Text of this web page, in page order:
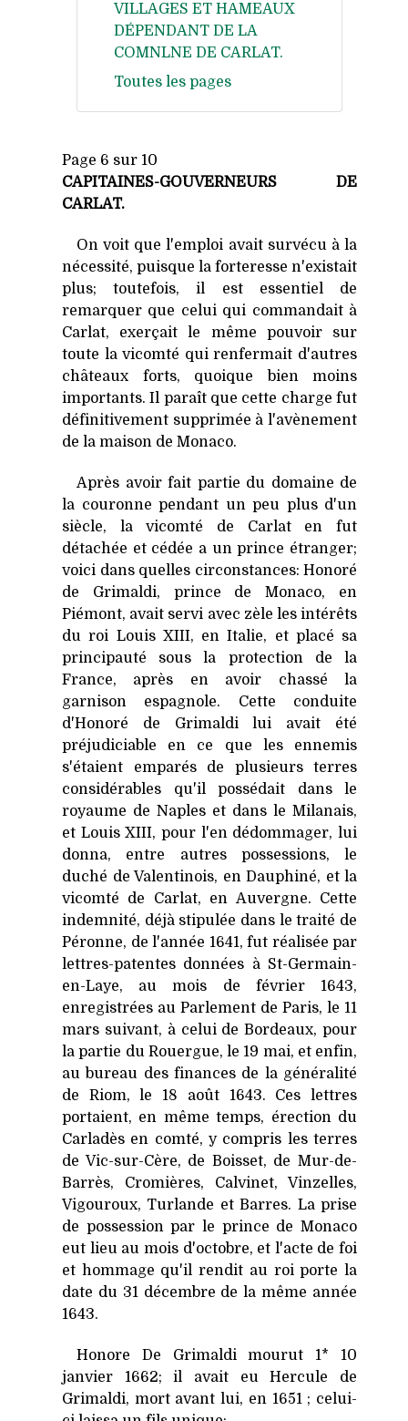
VILLAGES ET HAMEAUX
DÉPENDANT DE LA
COMNLNE DE CARLAT.
Toutes les pages
Page 6 sur 10
CAPITAINES-GOUVERNEURS DE
CARLAT.
On voit que l'emploi avait survécu à la
nécessité, puisque la forteresse n'existait
plus; toutefois, il est essentiel de
remarquer que celui qui commandait à
Carlat, exerçait le même pouvoir sur
toute la vicomté qui renfermait d'autres
châteaux forts, quoique bien moins
importants. Il paraît que cette charge fut
définitivement supprimée à l'avènement
de la maison de Monaco.
Après avoir fait partie du domaine de
la couronne pendant un peu plus d'un
siècle, la vicomté de Carlat en fut
détachée et cédée a un prince étranger;
voici dans quelles circonstances: Honoré
de Grimaldi, prince de Monaco, en
Piémont, avait servi avec zèle les intérêts
du roi Louis XIII, en Italie, et placé sa
principauté sous la protection de la
France, après en avoir chassé la
garnison espagnole. Cette conduite
d'Honoré de Grimaldi lui avait été
préjudiciable en ce que les ennemis
s'étaient emparés de plusieurs terres
considérables qu'il possédait dans le
royaume de Naples et dans le Milanais,
et Louis XIII, pour l'en dédommager, lui
donna, entre autres possessions, le
duché de Valentinois, en Dauphiné, et la
vicomté de Carlat, en Auvergne. Cette
indemnité, déjà stipulée dans le traité de
Péronne, de l'année 1641, fut réalisée par
lettres-patentes données à St-Germain-
en-Laye, au mois de février 1643,
enregistrées au Parlement de Paris, le 11
mars suivant, à celui de Bordeaux, pour
la partie du Rouergue, le 19 mai, et enfin,
au bureau des finances de la généralité
de Riom, le 18 août 1643. Ces lettres
portaient, en même temps, érection du
Carladès en comté, y compris les terres
de Vic-sur-Cère, de Boisset, de Mur-de-
Barrès, Cromières, Calvinet, Vinzelles,
Vigouroux, Turlande et Barres. La prise
de possession par le prince de Monaco
eut lieu au mois d'octobre, et l'acte de foi
et hommage qu'il rendit au roi porte la
date du 31 décembre de la même année
1643.
Honore De Grimaldi mourut 1* 10
janvier 1662; il avait eu Hercule de
Grimaldi, mort avant lui, en 1651 ; celui-